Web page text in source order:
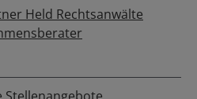
Held Rechtsanwälte